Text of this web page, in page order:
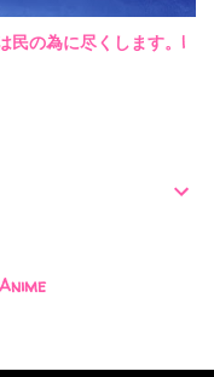
民の為に尽くします。|